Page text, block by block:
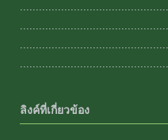
ลิงค์ที่เกี่ยวข้อง